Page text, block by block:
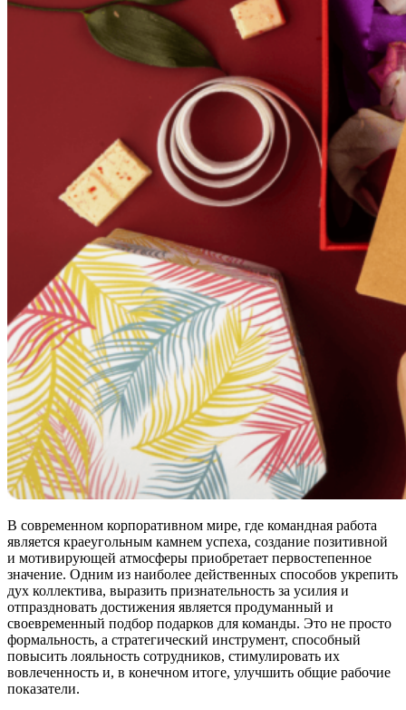
В современном корпоративном мире, где командная работа
является краеугольным камнем успеха, создание позитивной
и мотивирующей атмосферы приобретает первостепенное
значение. Одним из наиболее действенных способов укрепить
дух коллектива, выразить признательность за усилия и
отпраздновать достижения является продуманный и
своевременный подбор подарков для команды. Это не просто
формальность, а стратегический инструмент, способный
повысить лояльность сотрудников, стимулировать их
вовлеченность и, в конечном итоге, улучшить общие рабочие
показатели.